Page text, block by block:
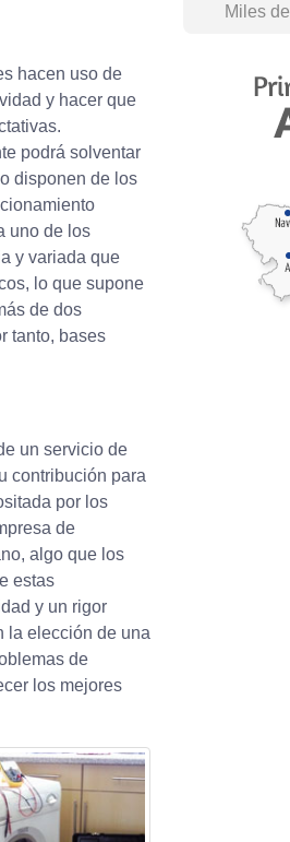
hacen uso de
y hacer que
podrá solventar
disponen de los
uno de los
y variada que
lo que supone
de dos
tanto, bases
un servicio de
contribución para
por los
de
algo que los
estas
y un rigor
la elección de una
de
los mejores
Miles